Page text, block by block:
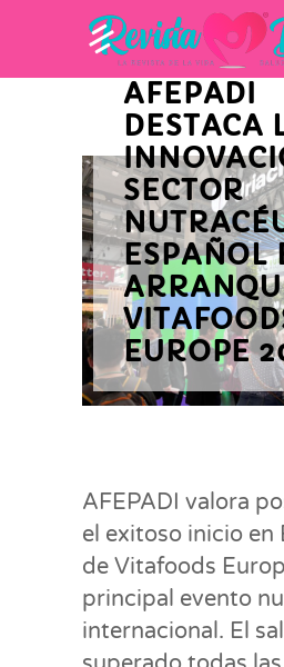
INNOVACIÓN Y
EMPRESARIAL
AFEPADI
DESTACA
SECTOR
ESPAÑOL
EUROPE
AFEPADI valora
el exitoso inicio en
de Vitafoods
principal evento
internacional. El